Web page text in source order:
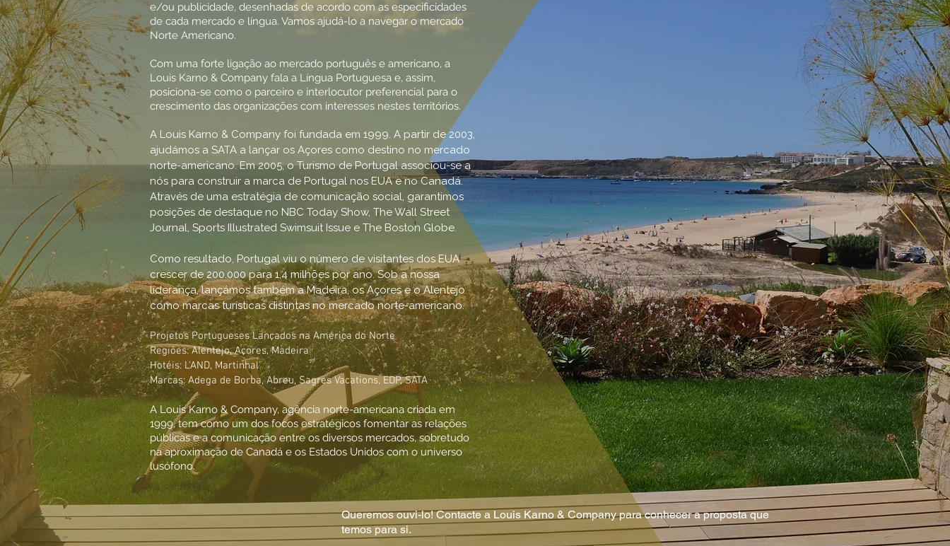
e/ou publicidade, desenhadas de acordo com as especificidades
de cada mercado e língua. Vamos ajudá-lo a navegar o mercado
Norte Americano.
Com uma forte ligação ao mercado português e americano, a
Louis Karno & Company fala a Língua Portuguesa e, assim,
posiciona-se como o parceiro e interlocutor preferencial para o
crescimento das organizações com interesses nestes territórios.
A Louis Karno & Company foi fundada em 1999. A partir de 2003,
ajudámos a SATA a lançar os Açores como destino no mercado
norte-americano. Em 2005, o Turismo de Portugal associou-se a
nós para construir a marca de Portugal nos EUA e no Canadá.
Através de uma estratégia de comunicação social, garantimos
posições de destaque no NBC Today Show, The Wall Street
Journal, Sports Illustrated Swimsuit Issue e The Boston Globe.
Como resultado, Portugal viu o número de visitantes dos EUA
crescer de 200.000 para 1,4 milhões por ano. Sob a nossa
liderança, lançámos também a Madeira, os Açores e o Alentejo
como marcas turísticas distintas no mercado norte-americano.
Projetos Portugueses Lançados na América do Norte
Regiões: Alentejo, Açores, Madeira
Hotéis: L'AND, Martinhal
Marcas: Adega de Borba, Abreu, Sagres Vacations, EDP, SATA
A Louis Karno & Company, agência norte-americana criada em
1999, tem como um dos focos estratégicos fomentar as relações
públicas e a comunicação entre os diversos mercados, sobretudo
na aproximação de Canadá e os Estados Unidos com o universo
lusófono.
Queremos ouvi-lo!Contacte a Louis Karno & Companypara conhecer a proposta que
temos para si.